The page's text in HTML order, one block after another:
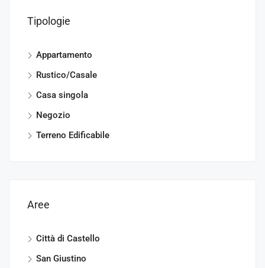
Tipologie
Appartamento
Rustico/Casale
Casa singola
Negozio
Terreno Edificabile
Aree
Città di Castello
San Giustino